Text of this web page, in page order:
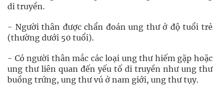
di truyền.
- Người thân được chẩn đoán ung thư ở độ tuổi trẻ
(thường dưới 50 tuổi).
- Có người thân mắc các loại ung thư hiếm gặp hoặc
ung thư liên quan đến yếu tố di truyền như ung thư
buồng trứng, ung thư vú ở nam giới, ung thư tụy.